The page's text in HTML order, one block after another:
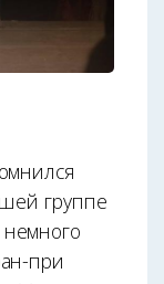
группе
при